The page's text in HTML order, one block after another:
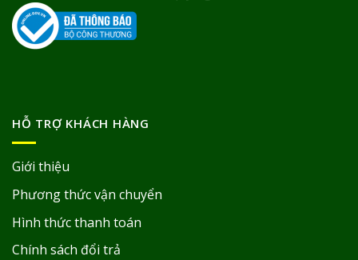
HỖ TRỢ KHÁCH HÀNG
Giới thiệu
Phương thức vận chuyển
Hình thức thanh toán
Chính sách đổi trả